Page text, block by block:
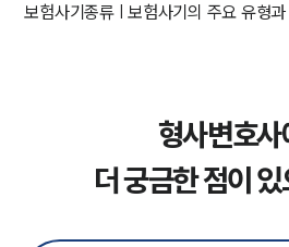
보험사기종류 | 보험사기의 주요 유형
형사변호사
더 궁금한 점이